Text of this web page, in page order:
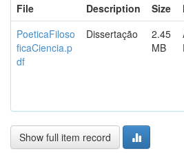
File
Description Size
PoeticaFiloso
ficaCiencia.p
df
Dissertação
2.45
MB
Show full item record